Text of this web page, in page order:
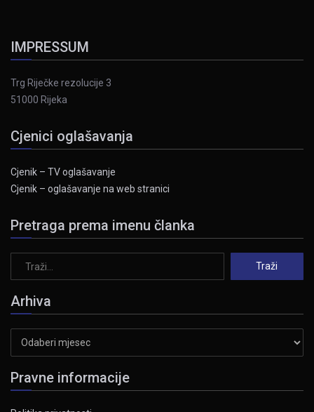
IMPRESSUM
Trg Riječke rezolucije 3
51000 Rijeka
Cjenici oglašavanja
Cjenik – TV oglašavanje
Cjenik – oglašavanje na web stranici
Pretraga prema imenu članka
Arhiva
Pravne informacije